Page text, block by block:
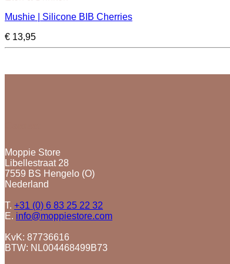
Mushie | Silicone BIB Cherries
€ 13,95
Moppie Store
Libellestraat 28
7559 BS Hengelo (O)
Nederland
T. +31 (0) 6 83 25 22 32
E. info@moppiestore.com
KvK: 87736616
BTW: NL004468499B73